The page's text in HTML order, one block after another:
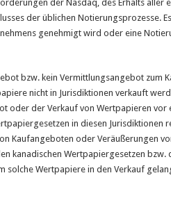
der Nasdaq, des Erhalts aller
der üblichen Notierungsprozesse.
genehmigt wird oder eine
bzw. kein Vermittlungsangebot zum
nicht in Jurisdiktionen verkauft
oder der Verkauf von Wertpapieren vor
in diesen Jurisdiktionen
Kaufangeboten oder Veräußerungen
kanadischen Wertpapiergesetzen bzw.
solche Wertpapiere in den Verkauf